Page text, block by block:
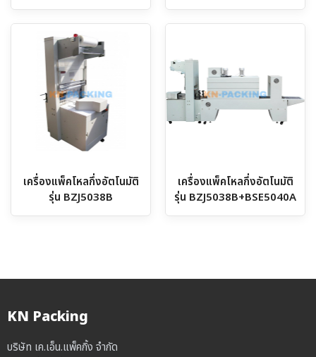
เครื่องแพ็คโหลกึ่งอัตโนมัติ
รุ่น BZJ5038B
เครื่องแพ็คโหลกึ่งอัตโนมัติ
รุ่น BZJ5038B+BSE5040A
KN Packing
บริษัท เค.เอ็น.แพ็คกิ้ง จำกัด